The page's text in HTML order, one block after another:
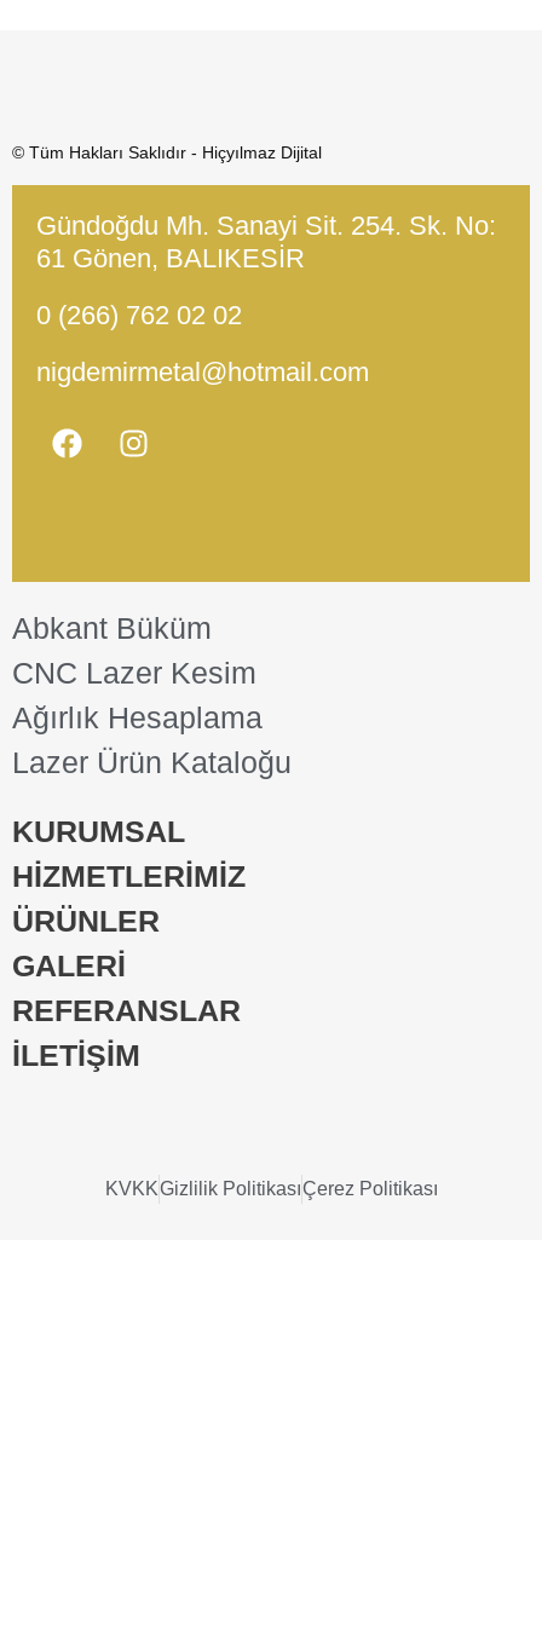
© Tüm Hakları Saklıdır - Hiçyılmaz Dijital
Gündoğdu Mh. Sanayi Sit. 254. Sk. No:
61 Gönen, BALIKESİR
0 (266) 762 02 02
nigdemirmetal@hotmail.com
Abkant Büküm
CNC Lazer Kesim
Ağırlık Hesaplama
Lazer Ürün Kataloğu
KURUMSAL
HİZMETLERİMİZ
ÜRÜNLER
GALERİ
REFERANSLAR
İLETİŞİM
KVKKGizlilik PolitikasıÇerez Politikası